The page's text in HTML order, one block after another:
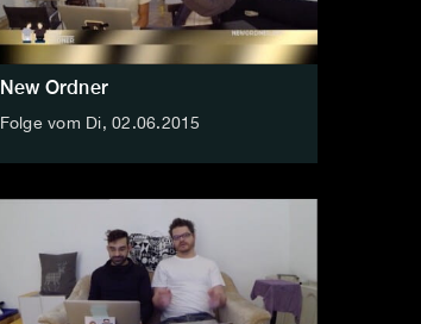
New Ordner
Folge vom Di, 02.06.2015